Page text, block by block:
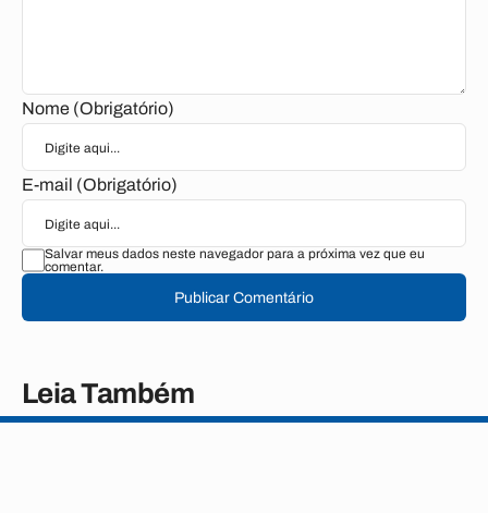
Nome (Obrigatório)
E-mail (Obrigatório)
Salvar meus dados neste navegador para a próxima vez que eu
comentar.
Publicar Comentário
Leia Também